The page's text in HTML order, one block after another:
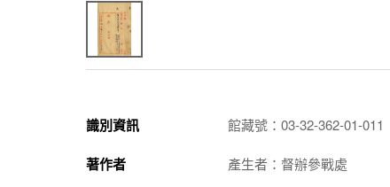
識別資訊 館藏號：03-32-362-01-011
著作者 產生者：督辦參戰處